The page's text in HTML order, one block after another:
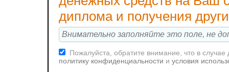
диплома и получения
Пожалуйста, обратите внимание, что в
политику конфиденциальности и условия